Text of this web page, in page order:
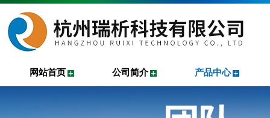
网站首页 公司简介 产品中心